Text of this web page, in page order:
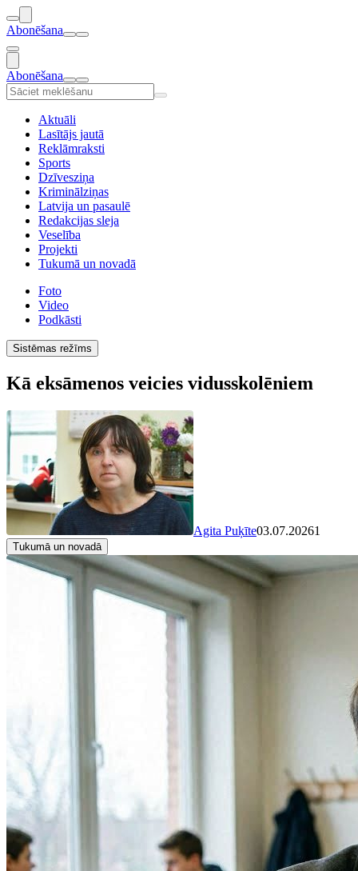
Abonēšana
Abonēšana
Aktuāli
Lasītājs jautā
Reklāmraksti
Sports
Dzīvesziņa
Kriminālziņas
Latvija un pasaulē
Redakcijas sleja
Veselība
Projekti
Tukumā un novadā
Foto
Video
Podkāsti
Sistēmas režīms
Kā eksāmenos veicies vidusskolēniem
Agita Puķīte03.07.20261
Tukumā un novadā